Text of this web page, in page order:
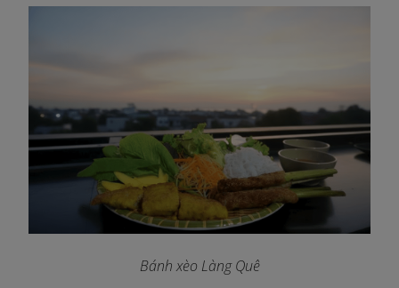
Bánh xèo Làng Quê